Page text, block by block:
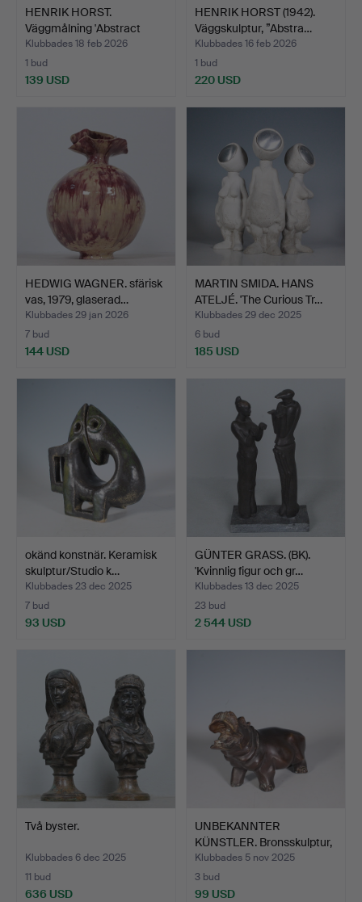
HENRIK HORST.
Väggmålning 'Abstract
Compos…
Klubbades 18 feb 2026
1 bud
139 USD
HENRIK HORST (1942).
Väggskulptur, ”Abstra…
Klubbades 16 feb 2026
1 bud
220 USD
HEDWIG WAGNER. sfärisk
vas, 1979, glaserad…
Klubbades 29 jan 2026
7 bud
144 USD
MARTIN SMIDA. HANS
ATELJÉ. 'The Curious Tr…
Klubbades 29 dec 2025
6 bud
185 USD
okänd konstnär. Keramisk
skulptur/Studio k…
Klubbades 23 dec 2025
7 bud
93 USD
GÜNTER GRASS. (BK).
'Kvinnlig figur och gr…
Klubbades 13 dec 2025
23 bud
2 544 USD
Två byster.
Klubbades 6 dec 2025
11 bud
636 USD
UNBEKANNTER
KÜNSTLER. Bronsskulptur,
”Flod…
Klubbades 5 nov 2025
3 bud
99 USD